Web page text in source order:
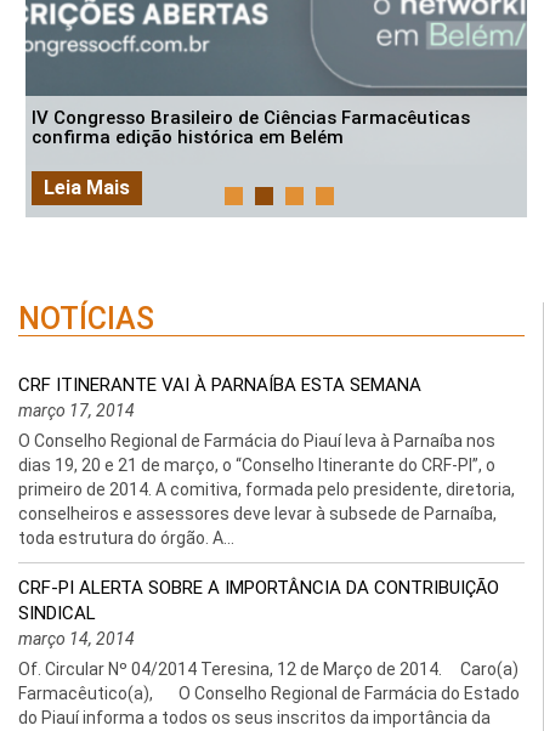
IV Congresso Brasileiro de Ciências Farmacêuticas
confirma edição histórica em Belém
Leia Mais
NOTÍCIAS
CRF ITINERANTE VAI À PARNAÍBA ESTA SEMANA
março 17, 2014
O Conselho Regional de Farmácia do Piauí leva à Parnaíba nos
dias 19, 20 e 21 de março, o “Conselho Itinerante do CRF-PI”, o
primeiro de 2014. A comitiva, formada pelo presidente, diretoria,
conselheiros e assessores deve levar à subsede de Parnaíba,
toda estrutura do órgão. A...
CRF-PI ALERTA SOBRE A IMPORTÂNCIA DA CONTRIBUIÇÃO
SINDICAL
março 14, 2014
Of. Circular Nº 04/2014 Teresina, 12 de Março de 2014. Caro(a)
Farmacêutico(a), O Conselho Regional de Farmácia do Estado
do Piauí informa a todos os seus inscritos da importância da